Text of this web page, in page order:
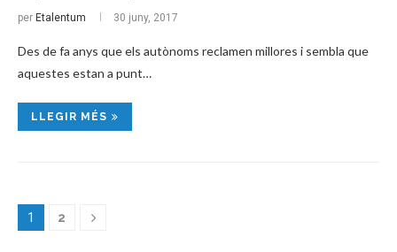
per Etalentum 30 juny, 2017
Des de fa anys que els autònoms reclamen millores i sembla que
aquestes estan a punt…
LLEGIR MÉS
1 2